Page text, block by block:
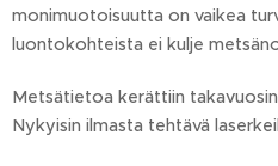
monimuotoisuutta on vaikea
luontokohteista ei kulje
Metsätietoa kerättiin
Nykyisin ilmasta tehtävä